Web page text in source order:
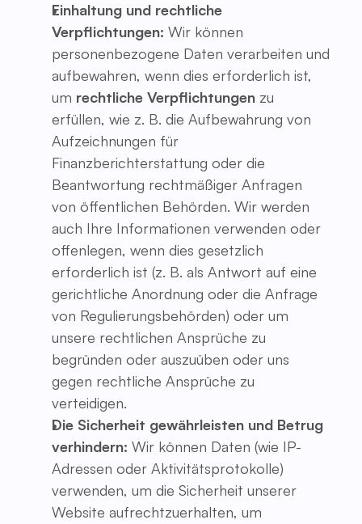
Einhaltung und rechtliche
Verpflichtungen: Wir können
personenbezogene Daten verarbeiten und
aufbewahren, wenn dies erforderlich ist,
um rechtliche Verpflichtungen zu
erfüllen, wie z. B. die Aufbewahrung von
Aufzeichnungen für
Finanzberichterstattung oder die
Beantwortung rechtmäßiger Anfragen
von öffentlichen Behörden. Wir werden
auch Ihre Informationen verwenden oder
offenlegen, wenn dies gesetzlich
erforderlich ist (z. B. als Antwort auf eine
gerichtliche Anordnung oder die Anfrage
von Regulierungsbehörden) oder um
unsere rechtlichen Ansprüche zu
begründen oder auszuüben oder uns
gegen rechtliche Ansprüche zu
verteidigen.
Die Sicherheit gewährleisten und Betrug
verhindern: Wir können Daten (wie IP-
Adressen oder Aktivitätsprotokolle)
verwenden, um die Sicherheit unserer
Website aufrechtzuerhalten, um